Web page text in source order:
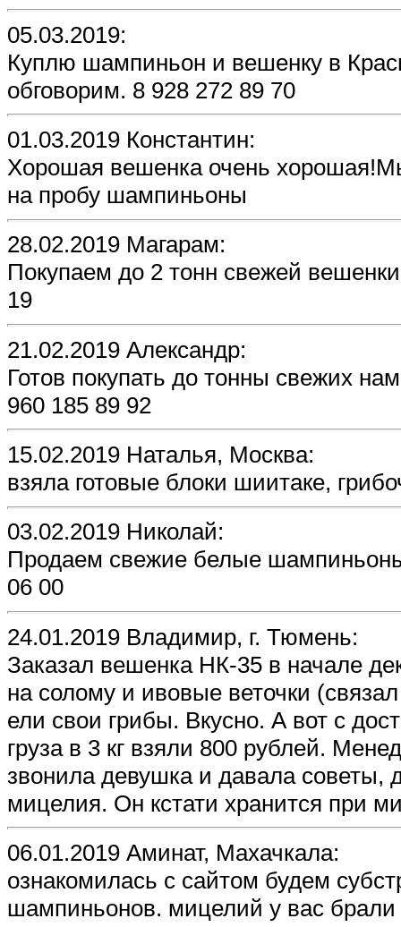
05.03.2019:
Куплю шампиньон и вешенку в
обговорим. 8 928 272 89 70
01.03.2019 Константин:
Хорошая вешенка очень
на пробу шампиньоны
28.02.2019 Магарам:
Покупаем до 2 тонн свежей
19
21.02.2019 Александр:
Готов покупать до тонны свежих
960 185 89 92
15.02.2019 Наталья, Москва:
взяла готовые блоки шиитаке,
03.02.2019 Николай:
Продаем свежие белые
06 00
24.01.2019 Владимир, г. Тюмень:
Заказал вешенка НК-35 в начале
на солому и ивовые веточки
ели свои грибы. Вкусно. А вот с
груза в 3 кг взяли 800 рублей.
звонила девушка и давала советы,
мицелия. Он кстати хранится при
06.01.2019 Аминат, Махачкала:
ознакомилась с сайтом будем
шампиньонов. мицелий у вас